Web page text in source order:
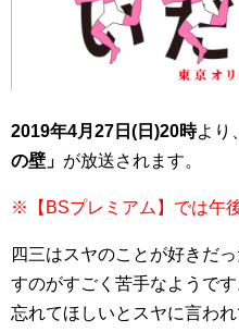
2019年4月27日(日)20時より、
の壁」 が放送されます。
※【BSプレミアム】では午
四三はスヤのことが好きだ
すのがすごく苦手なようで
忘れてほしいとスヤに言われ